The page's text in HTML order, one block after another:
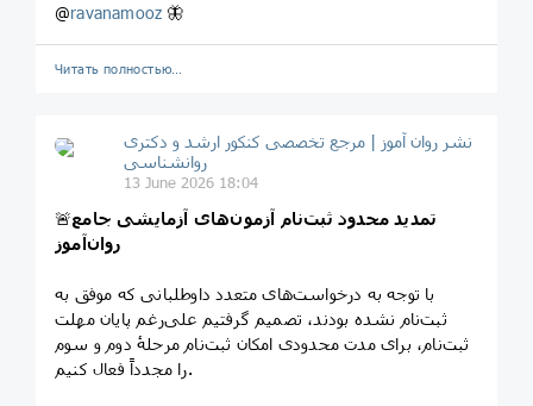
@ravanamooz 🦋
Читать полностью…
نشر روان‌ آموز | مرجع تخصصی کنکور ارشد و دکتری
روانشناسی
13 June 2026 18:04
🚨تمدید محدود ثبت‌نام آزمون‌های آزمایشی جامع
روان‌آموز
با توجه به درخواست‌های متعدد داوطلبانی که موفق به
ثبت‌نام نشده بودند، تصمیم گرفتیم علی‌رغم پایان مهلت
ثبت‌نام، برای مدت محدودی امکان ثبت‌نام مرحلهٔ دوم و سوم
را مجدداً فعال کنیم.